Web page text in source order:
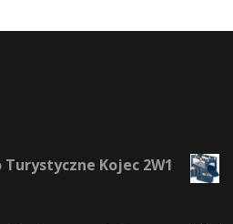
Kojec 2W1